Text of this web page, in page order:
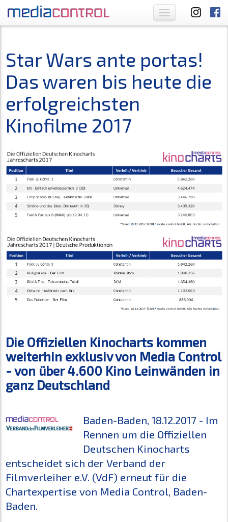
Toggle
navigation
Star Wars ante portas!
Das waren bis heute die
erfolgreichsten
Kinofilme 2017
Die Offiziellen Kinocharts kommen
weiterhin exklusiv von Media Control
- von über 4.600 Kino Leinwänden in
ganz Deutschland
Baden-Baden, 18.12.2017 - Im
Rennen um die Offiziellen
Deutschen Kinocharts
entscheidet sich der Verband der
Filmverleiher e.V. (VdF) erneut für die
Chartexpertise von Media Control, Baden-
Baden.